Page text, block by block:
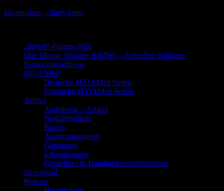
Skip
pin-up-docs – don't panic
„titriert“-Folgen 2026
One Minute Wonder (OMW) – Schneller. Schlauer.
Regionalanästhesie
#FOAMed
Deutsche #FOAMed Seiten
Englische #FOAMed Seiten
Artikel
Anästhesie – Artikel
Notfallmedizin
Basics
Akutmanagement
Gerinnung
Erkrankungen
Guidelines & Handlungsempfehlungen
Download
Podcast